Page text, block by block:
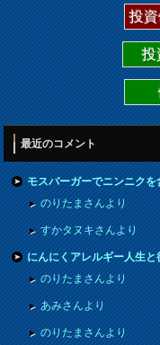
投
投
最近のコメント
モスバーガーでニンニク
のりたまさんより
すかタヌキさんより
にんにくアレルギー人生
のりたまさんより
あみさんより
のりたまさんより